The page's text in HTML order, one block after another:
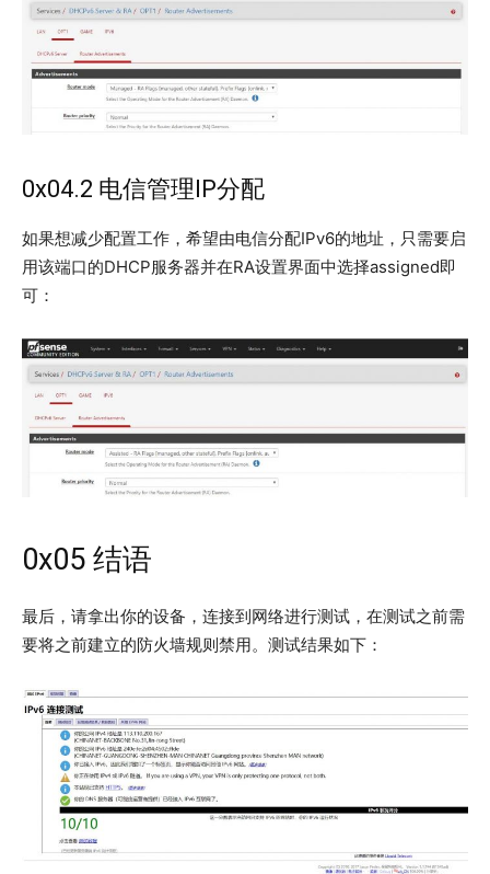
0x04.2 电信管理IP分配
如果想减少配置工作，希望由电信分配IPv6的地址，只需要启
用该端口的DHCP服务器并在RA设置界面中选择assigned即
可：
0x05 结语
最后，请拿出你的设备，连接到网络进行测试，在测试之前需
要将之前建立的防火墙规则禁用。测试结果如下：